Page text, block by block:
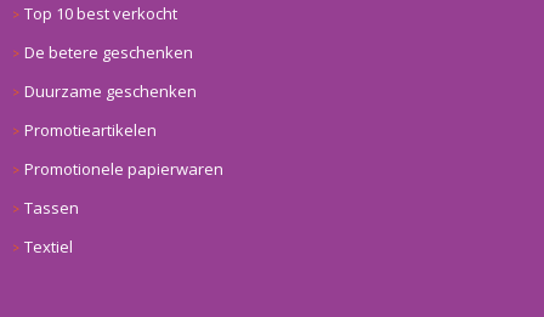
Top 10 best verkocht
De betere geschenken
Duurzame geschenken
Promotieartikelen
Promotionele papierwaren
Tassen
Textiel